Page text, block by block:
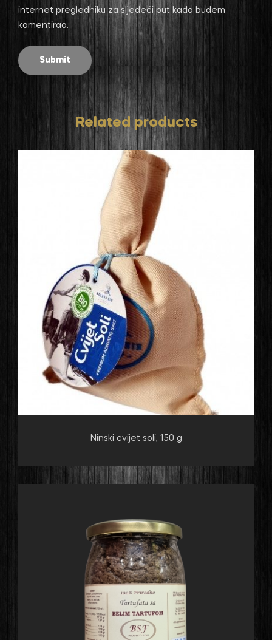
internet pregledniku za sljedeći put kada budem
komentirao.
Related products
Ninski cvijet soli, 150 g